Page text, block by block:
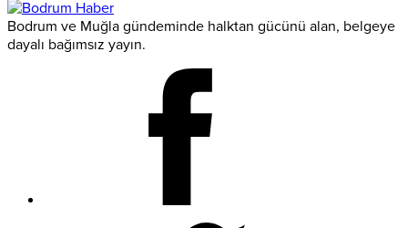
Bodrum ve Muğla gündeminde halktan gücünü alan, belgeye
dayalı bağımsız yayın.